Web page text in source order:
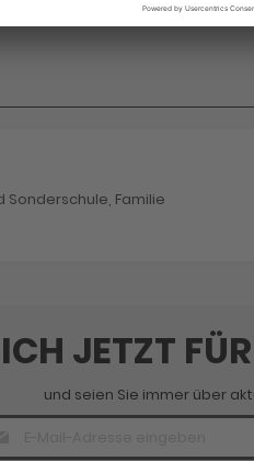
Sonderschule, Familie
JETZT
und seien Sie immer über
E-